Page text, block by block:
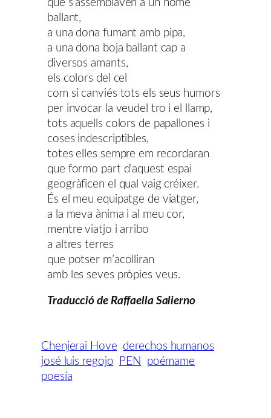
que s’assemblaven a un home
ballant,
a una dona fumant amb pipa,
a una dona boja ballant cap a
diversos amants,
els colors del cel
com si canviés tots els seus humors
per invocar la veudel tro i el llamp,
tots aquells colors de papallones i
coses indescriptibles,
totes elles sempre em recordaran
que formo part d’aquest espai
geogràficen el qual vaig créixer.
És el meu equipatge de viatger,
a la meva ànima i al meu cor,
mentre viatjo i arribo
a altres terres
que potser m’acolliran
amb les seves pròpies veus.
Traducció de Raffaella Salierno
Chenjerai Hove derechos humanos
josé luis regojo
PEN
poémame
poesía